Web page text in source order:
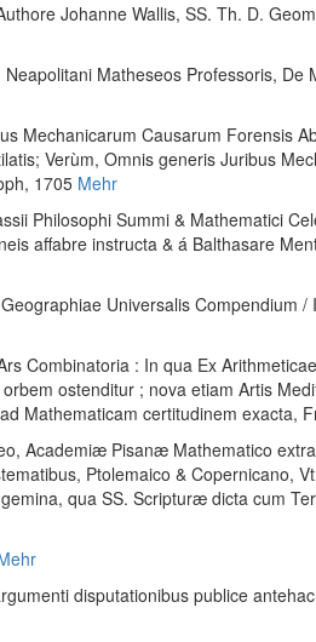
Johanne Wallis, SS. Th. D.
Matheseos Professoris,
Mechanicarum Causarum Forensis
Verùm, Omnis generis Juribus
1705 Mehr
Philosophi Summi & Mathematici
affabre instructa & á Balthasare
Universalis Compendium
Combinatoria : In qua Ex
ostenditur ; nova etiam Artis
Mathematicam certitudinem exacta,
Academiæ Pisanæ Mathematico
Ptolemaico & Copernicano,
qua SS. Scripturæ dicta cum
disputationibus publice